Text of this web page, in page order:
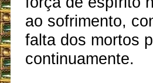
ao sofrimento,
falta dos mortos
continuamente.